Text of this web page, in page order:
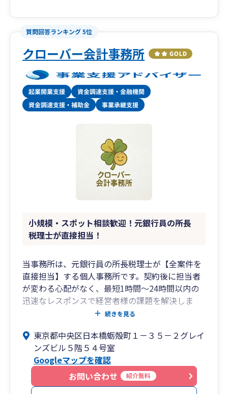
質問回答ランキング 5位
クローバー会計事務所
小規模・スポット相談歓迎！元銀行員の所長
税理士が直接担当！
当事務所は、元銀行員の所長税理士が【全案件を
直接担当】する個人事務所です。契約後に担当者
が変わる心配がなく、最短1時間〜24時間以内の
迅速なレスポンスで経営者様の課題を解決しま
【当事務所の3つの強み】
１．小規模事業者・スポット相談歓迎：顧問契約
が前提ではない単発の税務相談や、決算申告のみ
のご依頼にも柔軟に対応します。
続きを見る
東京都中央区日本橋蛎殻町１－３５－２グレイ
ンズビル５階５４号室
Googleマップを確認
お問い合わせ
紹介無料